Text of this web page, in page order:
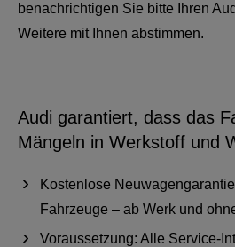
benachrichtigen Sie bitte Ihren
Weitere mit Ihnen abstimmen.
Audi garantiert, dass das
Mängeln in Werkstoff und
Kostenlose
Fahrzeuge – ab Werk und
Voraussetzung: Alle Service-